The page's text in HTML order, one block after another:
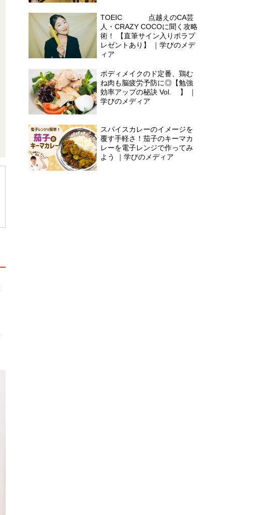
TOEIC900点越えのCA芸
人・CRAZY COCOに聞く攻略
術！ 【直筆サイン入りポラプ
レゼントあり】 ｜学びのメデ
ィア
ボディメイクのド定番、鶏む
ね肉も脳疲労予防に◎【勉強
効率アップの秘訣 Vol.4】 ｜
学びのメディア
スパイスカレーのイメージを
覆す手軽さ！茄子のキーマカ
レーを電子レンジで作ってみ
よう ｜学びのメディア